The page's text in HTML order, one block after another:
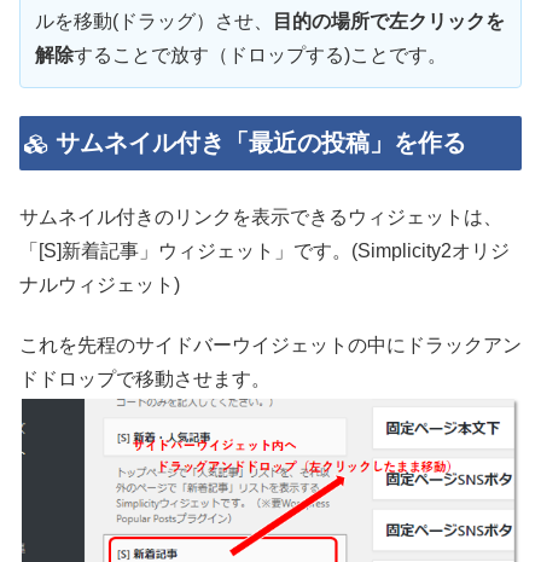
ルを移動(ドラッグ）させ、
目的の場所で左クリックを
解除することで放す（ドロップする)ことです。
サムネイル付き「最近の投稿」を作る
サムネイル付きのリンクを表示できるウィジェットは、
「[S]新着記事」ウィジェット」です。(Simplicity2オリジ
ナルウィジェット)
これを先程のサイドバーウイジェットの中にドラックアン
ドドロップで移動させます。